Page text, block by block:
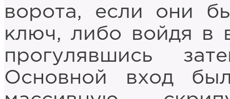
ворота, если они
ключ, либо войдя в
прогулявшись
Основной вход